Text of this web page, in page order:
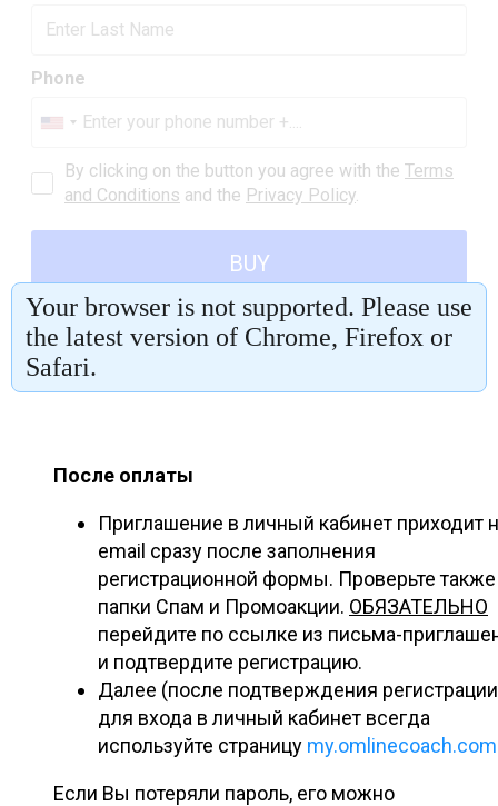
После оплаты
Приглашение в личный кабинет приходит
email сразу после заполнения
регистрационной формы. Проверьте также
папки Спам и Промоакции. ОБЯЗАТЕЛЬНО
перейдите по ссылке из письма-
и подтвердите регистрацию.
Далее (после подтверждения
для входа в личный кабинет всегда
используйте страницу my.omlinecoach.com
Если Вы потеряли пароль, его можно